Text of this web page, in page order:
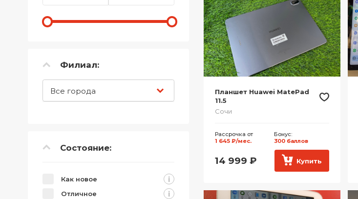
Филиал:
Все города
Состояние:
Как новое i
Отличное i
Планшет Huawei MatePad
11.5
Сочи
Рассрочка от
1 645 ₽/мес.
Бонус:
300 баллов
14 999 ₽ Купить